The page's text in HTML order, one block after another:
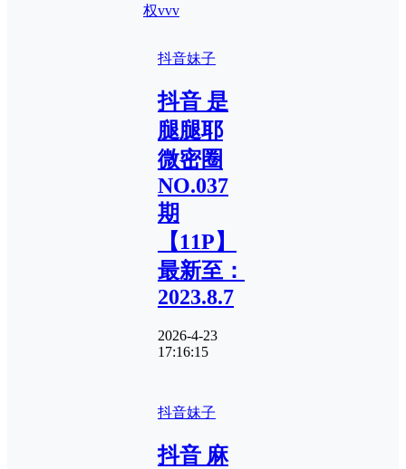
权vvv
抖音妹子
抖音 是
腿腿耶
微密圈
NO.037
期
【11P】
最新至：
2023.8.7
2026-4-23
17:16:15
抖音妹子
抖音 麻